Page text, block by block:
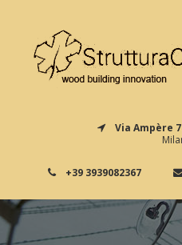
Via Ampère
+39 3939082367